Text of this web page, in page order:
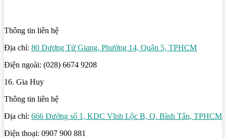
Thông tin liên hệ
Địa chỉ: 80 Dương Tử Giang, Phường 14, Quận 5, TPHCM
Điện ngoài: (028) 6674 9208
16. Gia Huy
Thông tin liên hệ
Địa chỉ: 666 Đường số 1, KDC Vĩnh Lộc B, Q. Bình Tân, TPHCM
Điện thoại: 0907 900 881